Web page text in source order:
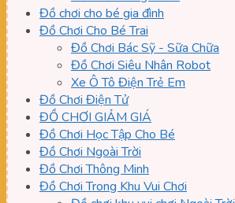
Đồ chơi cho bé gia đình
Đồ Chơi Cho Bé Trai
Đồ Chơi Bác Sỹ - Sữa Chữa
Đồ Chơi Siêu Nhân Robot
Xe Ô Tô Điện Trẻ Em
Đồ Chơi Điện Tử
ĐỒ CHƠI GIẢM GIÁ
Đồ Chơi Học Tập Cho Bé
Đồ Chơi Ngoài Trời
Đồ Chơi Thông Minh
Đồ Chơi Trong Khu Vui Chơi